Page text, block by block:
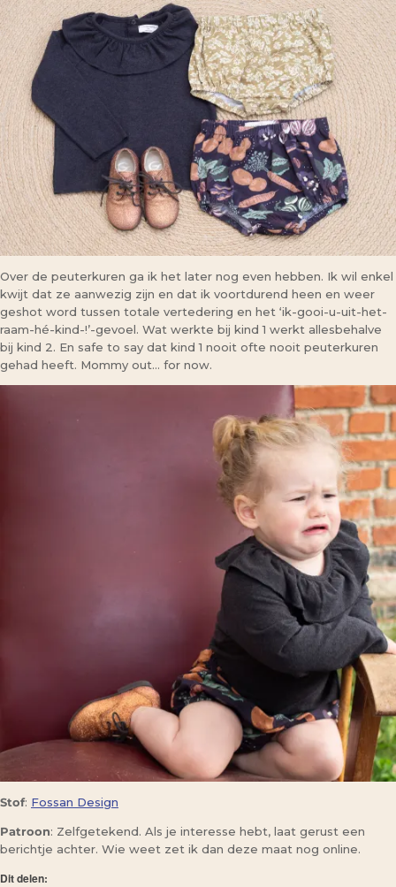
Over de peuterkuren ga ik het later nog even hebben. Ik wil enkel
kwijt dat ze aanwezig zijn en dat ik voortdurend heen en weer
geshot word tussen totale vertedering en het ‘ik-gooi-u-uit-het-
raam-hé-kind-!’-gevoel. Wat werkte bij kind 1 werkt allesbehalve
bij kind 2. En safe to say dat kind 1 nooit ofte nooit peuterkuren
gehad heeft. Mommy out… for now.
Stof: Fossan Design
Patroon: Zelfgetekend. Als je interesse hebt, laat gerust een
berichtje achter. Wie weet zet ik dan deze maat nog online.
Dit delen: